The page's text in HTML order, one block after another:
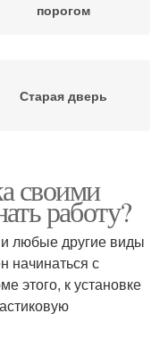
порогом
Старая дверь
своими
работу?
любые другие виды
начинаться с
этого, к установке